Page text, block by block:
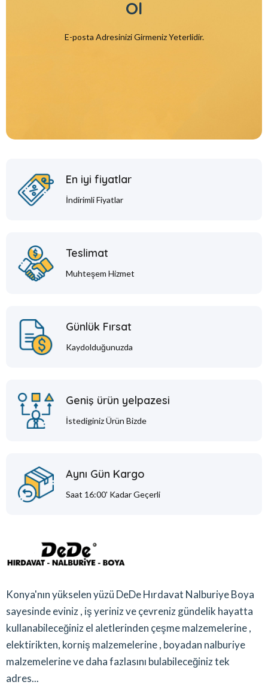
Ol
E-posta Adresinizi Girmeniz Yeterlidir.
En iyi fiyatlar
İndirimli Fiyatlar
Teslimat
Muhteşem Hizmet
Günlük Fırsat
Kaydolduğunuzda
Geniş ürün yelpazesi
İstediginiz Ürün Bizde
Aynı Gün Kargo
Saat 16:00' Kadar Geçerli
Konya'nın yükselen yüzü DeDe Hırdavat Nalburiye Boya
sayesinde eviniz , iş yeriniz ve çevreniz gündelik hayatta
kullanabileceğiniz el aletlerinden çeşme malzemelerine ,
elektirikten, korniş malzemelerine , boyadan nalburiye
malzemelerine ve daha fazlasını bulabileceğiniz tek
adres...